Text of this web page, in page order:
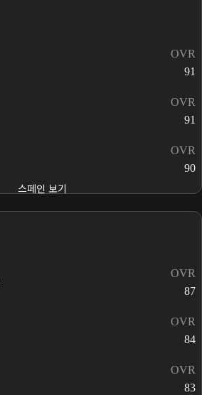
OVR
91
OVR
91
OVR
90
스페인 보기
OVR
87
OVR
84
OVR
83